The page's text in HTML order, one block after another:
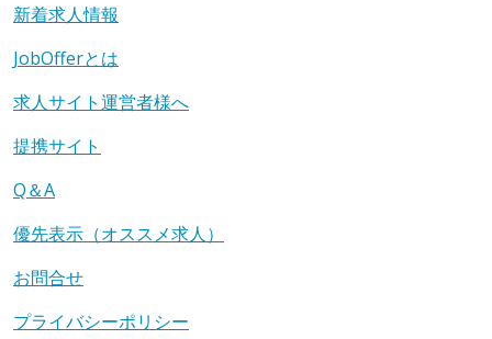
新着求人情報
JobOfferとは
求人サイト運営者様へ
提携サイト
Q＆A
優先表示（オススメ求人）
お問合せ
プライバシーポリシー